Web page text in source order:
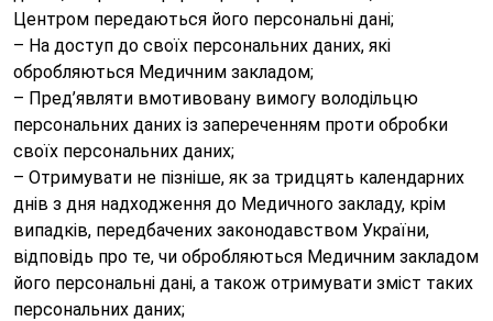
Центром передаються його персональні дані;
– На доступ до своїх персональних даних, які
обробляються Медичним закладом;
– Пред’являти вмотивовану вимогу володільцю
персональних даних із запереченням проти обробки
своїх персональних даних;
– Отримувати не пізніше, як за тридцять календарних
днів з дня надходження до Медичного закладу, крім
випадків, передбачених законодавством України,
відповідь про те, чи обробляються Медичним закладом
його персональні дані, а також отримувати зміст таких
персональних даних;